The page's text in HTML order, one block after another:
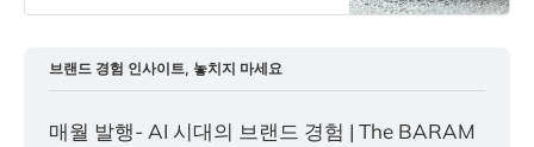
브랜드 경험 인사이트, 놓치지 마세요
매월 발행- AI 시대의 브랜드 경험 | The BARAM